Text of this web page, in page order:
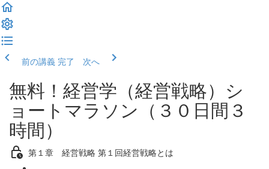
前の講義 完了 次へ
無料！経営学（経営戦略）シ
ョートマラソン（３０日間３
時間）
第１章 経営戦略 第１回経営戦略とは